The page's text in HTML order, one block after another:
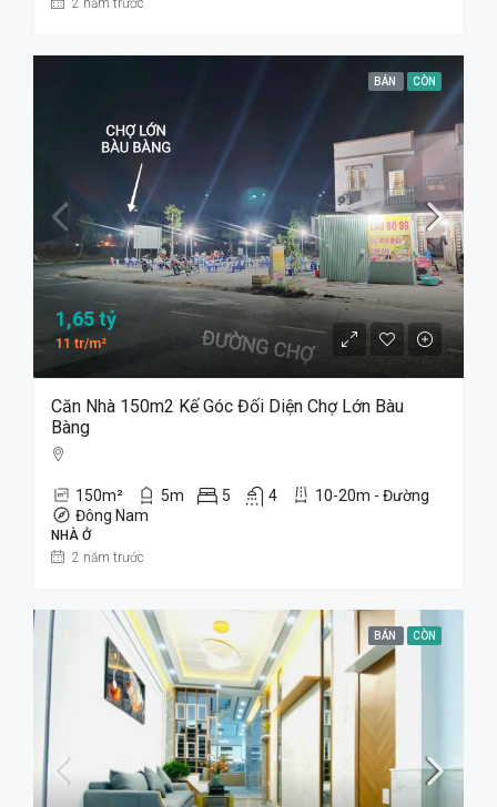
2 năm trước
BÁN CÒN
1,65 tỷ
11 tr/m²
Căn Nhà 150m2 Kế Góc Đối Diện Chợ Lớn Bàu
Bàng
150m² 5m 5 4
10-20m - Đường
Đông Nam
NHÀ Ở
2 năm trước
BÁN CÒN